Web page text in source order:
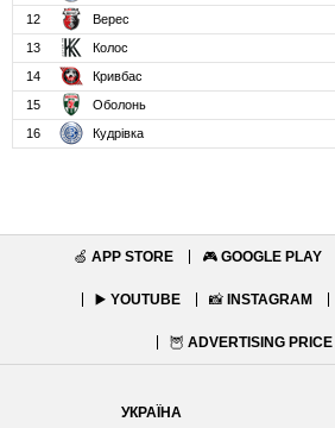
12
Верес
13
Колос
14
Кривбас
15
Оболонь
16
Кудрівка
🍏 APP STORE 🎮 GOOGLE PLAY
▶️ YOUTUBE 📸 INSTAGRAM
🦉 ADVERTISING PRICE
УКРАЇНА